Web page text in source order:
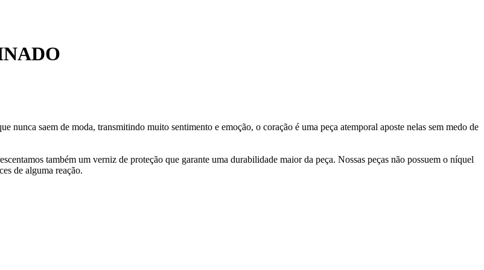
nunca saem de moda, transmitindo muito sentimento e emoção, o coração é uma peça atemporal aposte nelas sem medo de
também um verniz de proteção que garante uma durabilidade maior da peça. Nossas peças não possuem o níquel
de alguma reação.